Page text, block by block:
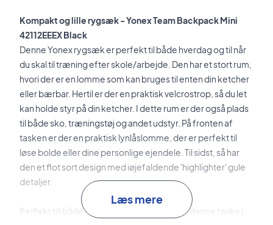
Kompakt og lille rygsæk -Yonex Team Backpack Mini
42112EEEX Black
Denne Yonex rygsæk er perfekt til både hverdag og til når
du skal til træning efter skole/arbejde. Den har et stort rum,
hvori der er en lomme som kan bruges til enten din ketcher
eller bærbar. Hertil er der en praktisk velcrostrop, så du let
kan holde styr på din ketcher. I dette rum er der også plads
til både sko, træningstøj og andet udstyr. På fronten af
tasken er der en praktisk lynlåslomme, der er perfekt til
løse bolde eller dine personlige ejendele. Til sidst, så har
den et flot sort design med iøjefaldende 'highlighter' gule
detaljer.
Perfekt til både hverdag og træning - køb denne taske i
Læs mere